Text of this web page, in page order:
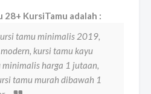
28+ KursiTamu adalah :
tamu minimalis 2019,
kursi tamu kayu
harga 1 jutaan,
tamu murah dibawah 1